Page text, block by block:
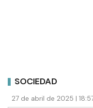
SOCIEDAD
27 de abril de 2025 |